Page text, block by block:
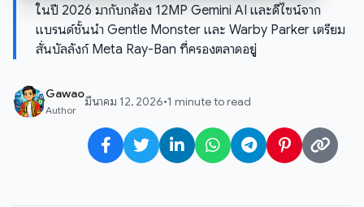
ในปี 2026 มากับกล้อง 12MP Gemini AI และดีไซน์จาก
แบรนด์ชั้นนำ Gentle Monster และ Warby Parker เตรียม
สั่นบัลลังก์ Meta Ray-Ban ที่ครองตลาดอยู่
Gawao
Author
มีนาคม 12, 2026•1 minute to read